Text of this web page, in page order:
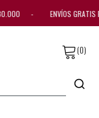
$30.000 - ENVÍOS
(0)